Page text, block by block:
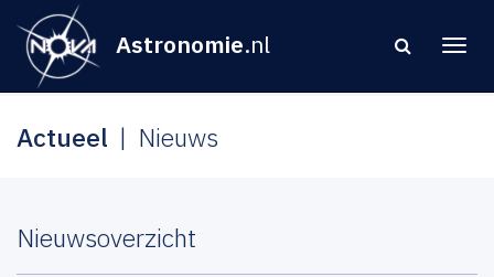
Astronomie.nl
Actueel Nieuws
Nieuwsoverzicht